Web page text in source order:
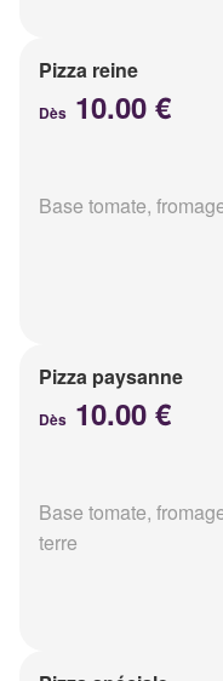
Pizza reine
Dès 10.00 €
Base tomate,
Pizza paysanne
Dès 10.00 €
Base tomate,
terre